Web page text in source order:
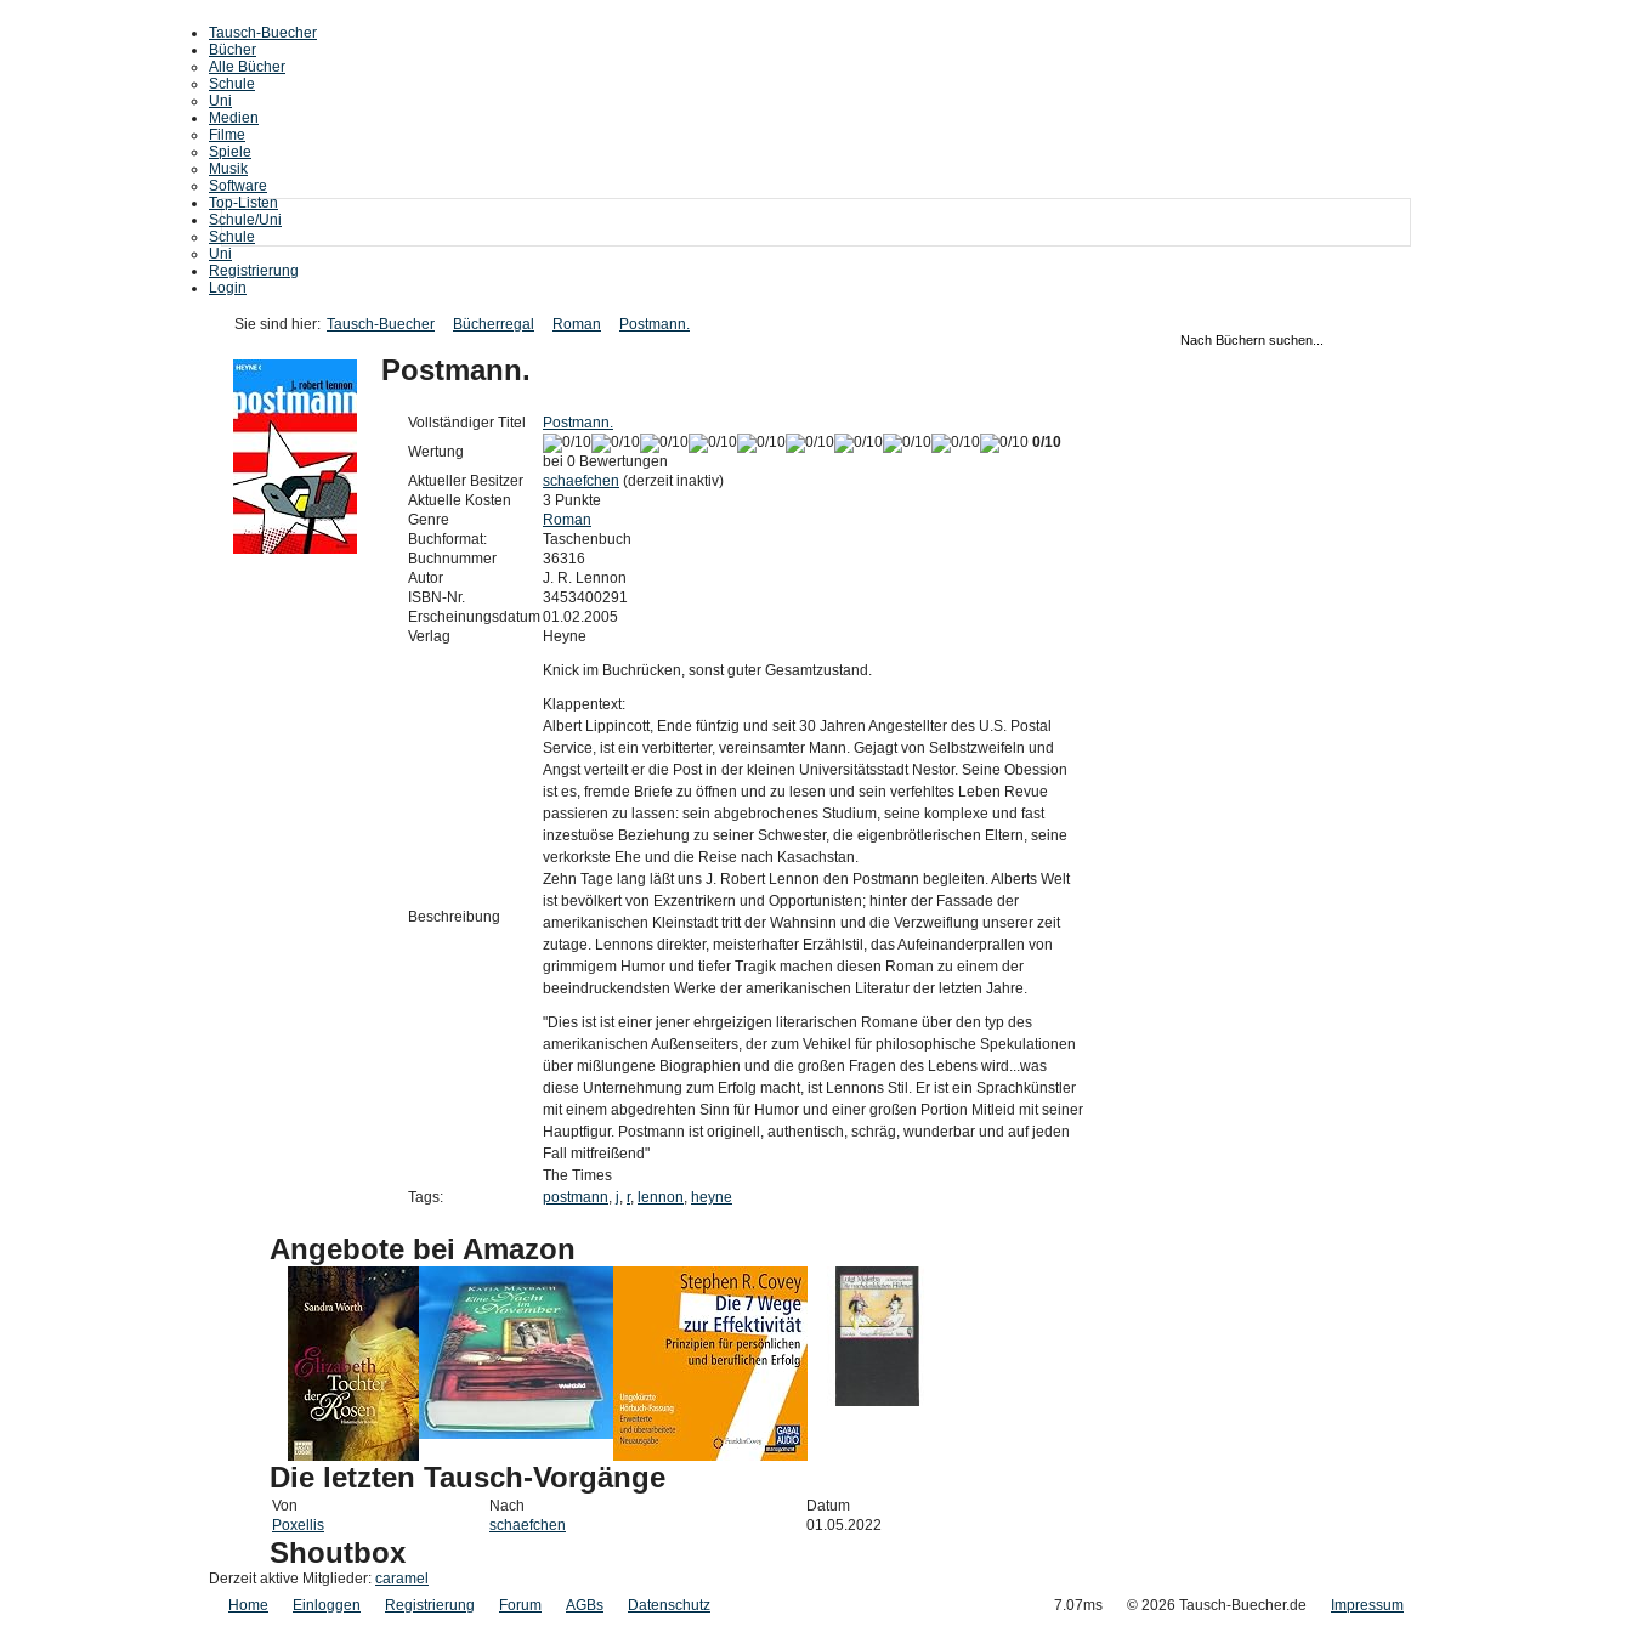
Tausch-Buecher
Bücher
Alle Bücher
Schule
Uni
Medien
Filme
Spiele
Musik
Software
Top-Listen
Schule/Uni
Schule
Uni
Registrierung
Login
Sie sind hier: Tausch-Buecher Bücherregal Roman Postmann.
Postmann.
Vollständiger Titel
Postmann.
Wertung
0/10
bei 0 Bewertungen
Aktueller Besitzer
schaefchen (derzeit inaktiv)
Aktuelle Kosten
3 Punkte
Genre
Roman
Buchformat:
Taschenbuch
Buchnummer
36316
Autor
J. R. Lennon
ISBN-Nr.
3453400291
Erscheinungsdatum01.02.2005
Verlag
Heyne
Beschreibung
Knick im Buchrücken, sonst guter Gesamtzustand.
Klappentext:
Albert Lippincott, Ende fünfzig und seit 30 Jahren Angestellter des U.S. Postal
Service, ist ein verbitterter, vereinsamter Mann. Gejagt von Selbstzweifeln und
Angst verteilt er die Post in der kleinen Universitätsstadt Nestor. Seine Obession
ist es, fremde Briefe zu öffnen und zu lesen und sein verfehltes Leben Revue
passieren zu lassen: sein abgebrochenes Studium, seine komplexe und fast
inzestuöse Beziehung zu seiner Schwester, die eigenbrötlerischen Eltern, seine
verkorkste Ehe und die Reise nach Kasachstan.
Zehn Tage lang läßt uns J. Robert Lennon den Postmann begleiten. Alberts Welt
ist bevölkert von Exzentrikern und Opportunisten; hinter der Fassade der
amerikanischen Kleinstadt tritt der Wahnsinn und die Verzweiflung unserer zeit
zutage. Lennons direkter, meisterhafter Erzählstil, das Aufeinanderprallen von
grimmigem Humor und tiefer Tragik machen diesen Roman zu einem der
beeindruckendsten Werke der amerikanischen Literatur der letzten Jahre.
"Dies ist ist einer jener ehrgeizigen literarischen Romane über den typ des
amerikanischen Außenseiters, der zum Vehikel für philosophische Spekulationen
über mißlungene Biographien und die großen Fragen des Lebens wird...was
diese Unternehmung zum Erfolg macht, ist Lennons Stil. Er ist ein Sprachkünstler
mit einem abgedrehten Sinn für Humor und einer großen Portion Mitleid mit seiner
Hauptfigur. Postmann ist originell, authentisch, schräg, wunderbar und auf jeden
Fall mitfreißend"
The Times
Tags:
postmann, j, r, lennon, heyne
Angebote bei Amazon
Die letzten Tausch-Vorgänge
Von Nach
Datum
Poxellis
schaefchen 01.05.2022
Shoutbox
Derzeit aktive Mitglieder: caramel
Home
Einloggen Registrierung Forum AGBs Datenschutz 7.07ms © 2026 Tausch-Buecher.de Impressum